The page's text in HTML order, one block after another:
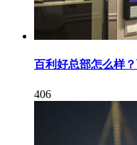
百利好总部怎么样
406